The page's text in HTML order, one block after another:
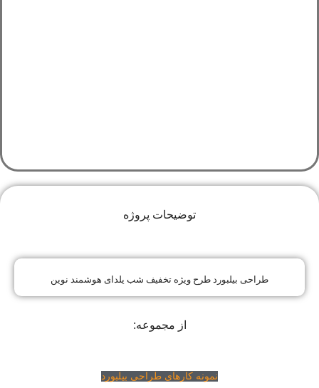
توضیحات پروژه
طراحی بیلبورد طرح ویژه تخفیف شب یلدای هوشمند نوین
از مجموعه:
نمونه کارهای طراحی بیلبورد